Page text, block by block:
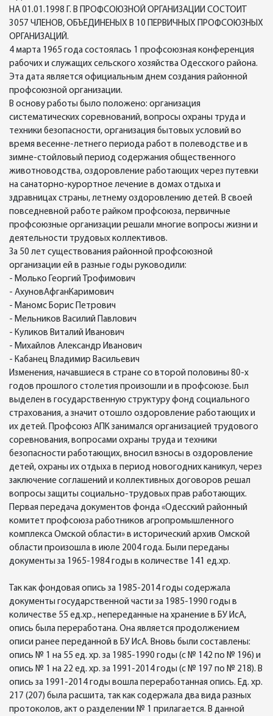
НА 01.01.1998 Г. В ПРОФСОЮЗНОЙ ОРГАНИЗАЦИИ СОСТОИТ
3057 ЧЛЕНОВ, ОБЪЕДИНЕНЫХ В 10 ПЕРВИЧНЫХ ПРОФСОЮЗНЫХ
ОРГАНИЗАЦИЙ.
4 марта 1965 года состоялась 1 профсоюзная конференция
рабочих и служащих сельского хозяйства Одесского района.
Эта дата является официальным днем создания районной
профсоюзной организации.
В основу работы было положено: организация
систематических соревнований, вопросы охраны труда и
техники безопасности, организация бытовых условий во
время весенне-летнего периода работ в полеводстве и в
зимне-стойловый период содержания общественного
животноводства, оздоровление работающих через путевки
на санаторно-курортное лечение в домах отдыха и
здравницах страны, летнему оздоровлению детей. В своей
повседневной работе райком профсоюза, первичные
профсоюзные организации решали многие вопросы жизни и
деятельности трудовых коллективов.
За 50 лет существования районной профсоюзной
организации ей в разные годы руководили:
- Молько Георгий Трофимович
- АхуновАфганКаримович
- Маномс Борис Петрович
- Мельников Василий Павлович
- Куликов Виталий Иванович
- Михайлов Александр Иванович
- Кабанец Владимир Васильевич
Изменения, начавшиеся в стране со второй половины 80-х
годов прошлого столетия произошли и в профсоюзе. Был
выделен в государственную структуру фонд социального
страхования, а значит отошло оздоровление работающих и
их детей. Профсоюз АПК занимался организацией трудового
соревнования, вопросами охраны труда и техники
безопасности работающих, вносил взносы в оздоровление
детей, охраны их отдыха в период новогодних каникул, через
заключение соглашений и коллективных договоров решал
вопросы защиты социально-трудовых прав работающих.
Первая передача документов фонда «Одесский районный
комитет профсоюза работников агропромышленного
комплекса Омской области» в исторический архив Омской
области произошла в июле 2004 года. Были переданы
документы за 1965-1984 годы в количестве 141 ед.хр.
Так как фондовая опись за 1985-2014 годы содержала
документы государственной части за 1985-1990 годы в
количестве 55 ед.хр., непереданные на хранение в БУ ИсА,
опись была переработана. Она является продолжением
описи ранее переданной в БУ ИсА. Вновь были составлены:
опись № 1 на 55 ед. хр. за 1985-1990 годы (с № 142 по № 196) и
опись № 1 на 22 ед. хр. за 1991-2014 годы (с № 197 по № 218). В
опись за 1991-2014 годы вошла переработанная опись. Ед. хр.
217 (207) была расшита, так как содержала два вида разных
протоколов, акт о разделении № 1 прилагается. В данной